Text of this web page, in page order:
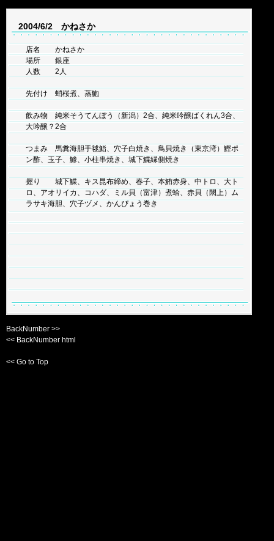
2004/6/2 かねさか
店名 かねさか
場所 銀座
人数 2人
先付け 蛸桜煮、蒸鮑
飲み物 純米そうてんぼう（新潟）2合、純米吟醸ばくれん3合、
大吟醸？2合
つまみ 馬糞海胆手毬鮨、穴子白焼き、鳥貝焼き（東京湾）鰹ポ
ン酢、玉子、鯵、小柱串焼き、城下鰈縁側焼き
握り 城下鰈、キス昆布締め、春子、本鮪赤身、中トロ、大ト
ロ、アオリイカ、コハダ、ミル貝（富津）煮蛤、赤貝（閖上）ム
ラサキ海胆、穴子ヅメ、かんぴょう巻き
BackNumber >>
<< BackNumber html
<< Go to Top